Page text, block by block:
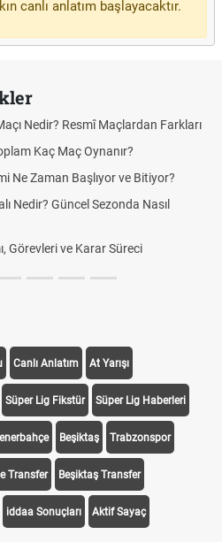
canlı anlatım başlayacaktır.
Nedir? Resmî Maçlardan Farkları
Kaç Maç Oynanır?
Ne Zaman Başlıyor ve Bitiyor?
Nedir? Güncel Sezonda Nasıl
Görevleri ve Karar Süreci
Canlı Anlatım At Yarışı
Süper Lig Fikstür Süper Lig Haberleri
Beşiktaş Trabzonspor
Transfer Beşiktaş Transfer
iddaa Sonuçları Aktif Sayaç